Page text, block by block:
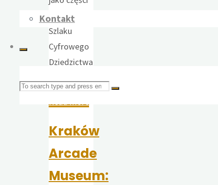
Kontakt
Search
Turystycznego
Szlaku
Cyfrowego
Dziedzictwa
Krakowski
Arcade"
Kraków
Arcade
Museum: